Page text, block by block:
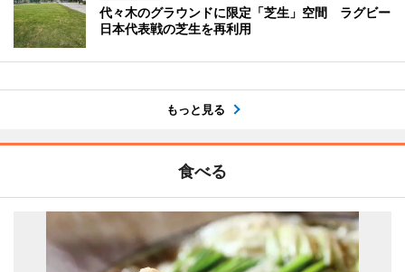
代々木のグラウンドに限定「芝生」空間 ラグビー
日本代表戦の芝生を再利用
もっと見る
食べる